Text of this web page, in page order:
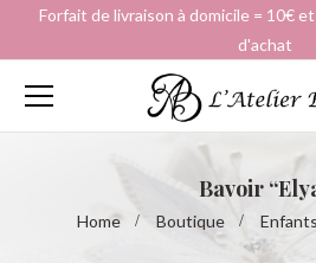
Forfait de livraison à domicile = 10€
d'achat
Bavoir
Home Boutique Enfants